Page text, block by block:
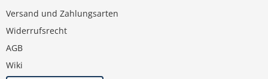
Versand und Zahlungsarten
Widerrufsrecht
AGB
Wiki